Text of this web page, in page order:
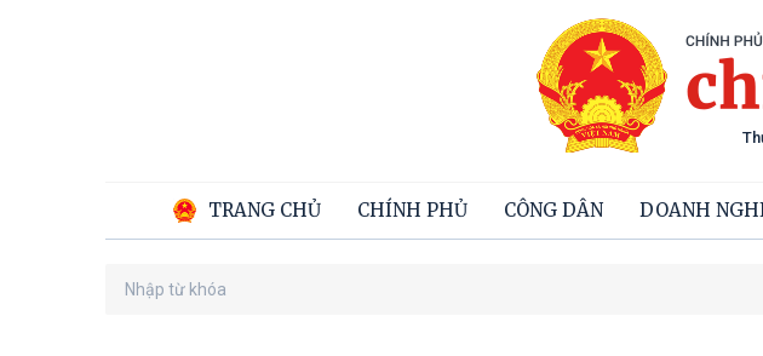
TRANG CHỦ CHÍNH PHỦ CÔNG DÂN DOANH